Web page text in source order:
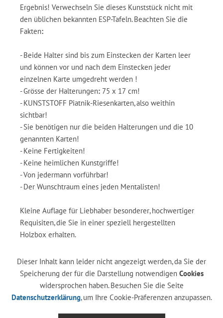
Ergebnis! Verwechseln Sie dieses Kunststück nicht mit
den üblichen bekannten ESP-Tafeln. Beachten Sie die
Fakten:
- Beide Halter sind bis zum Einstecken der Karten leer
und können vor und nach dem Einstecken jeder
einzelnen Karte umgedreht werden !
- Grösse der Halterungen: 75 x 17 cm!
- KUNSTSTOFF Piatnik-Riesenkarten, also weithin
sichtbar!
- Sie benötigen nur die beiden Halterungen und die 10
genannten Karten!
- Keine Fertigkeiten!
- Keine heimlichen Kunstgriffe!
- Von jedermann vorführbar!
- Der Wunschtraum eines jeden Mentalisten!
Kleine Auflage für Liebhaber besonderer, hochwertiger
Requisiten, die Sie in einer speziell hergestellten
Holzbox erhalten.
Dieser Inhalt kann leider nicht angezeigt werden, da Sie der
Speicherung der für die Darstellung notwendigen Cookies
widersprochen haben. Besuchen Sie die Seite
Datenschutzerklärung, um Ihre Cookie-Präferenzen anzupassen.